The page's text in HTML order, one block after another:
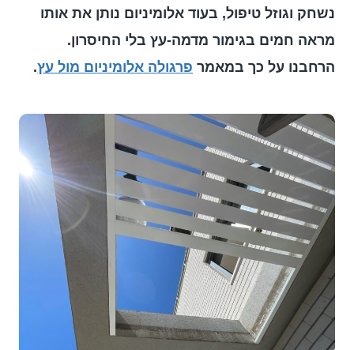
נשחק וגוזל טיפול, בעוד אלומיניום נותן את אותו
מראה חמים בגימור מדמה-עץ בלי החיסרון.
הרחבנו על כך במאמר פרגולה אלומיניום מול עץ.